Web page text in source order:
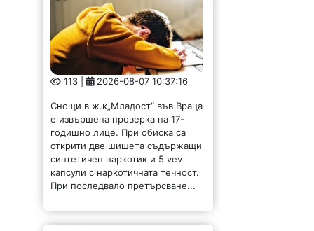
113 | 2026-08-07 10:37:16
Снощи в ж.к„Младост“ във Враца
е извършена проверка на 17-
годишно лице. При обиска са
открити две шишета съдържащи
синтетичен наркотик и 5 vev
капсули с наркотичната течност.
При последвало претърсване...